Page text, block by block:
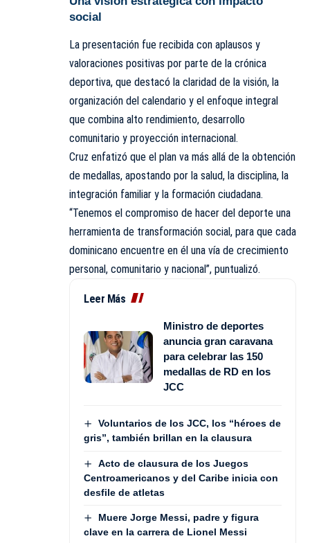
social
La presentación fue recibida con aplausos y
valoraciones positivas por parte de la crónica
deportiva, que destacó la claridad de la visión, la
organización del calendario y el enfoque integral
que combina alto rendimiento, desarrollo
comunitario y proyección internacional.
Cruz enfatizó que el plan va más allá de la obtención
de medallas, apostando por la salud, la disciplina, la
integración familiar y la formación ciudadana.
“Tenemos el compromiso de hacer del deporte una
herramienta de transformación social, para que cada
dominicano encuentre en él una vía de crecimiento
personal, comunitario y nacional”, puntualizó.
Leer Más
Ministro de deportes
anuncia gran caravana
para celebrar las 150
medallas de RD en los
JCC
Voluntarios de los JCC, los “héroes de
gris”, también brillan en la clausura
Acto de clausura de los Juegos
Centroamericanos y del Caribe inicia con
desfile de atletas
Muere Jorge Messi, padre y figura
clave en la carrera de Lionel Messi